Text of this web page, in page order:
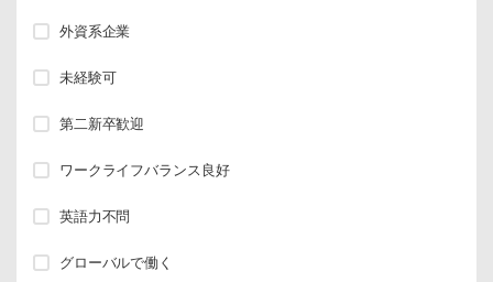
外資系企業
未経験可
第二新卒歓迎
ワークライフバランス良好
英語力不問
グローバルで働く